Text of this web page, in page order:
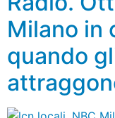
Milano in
quando